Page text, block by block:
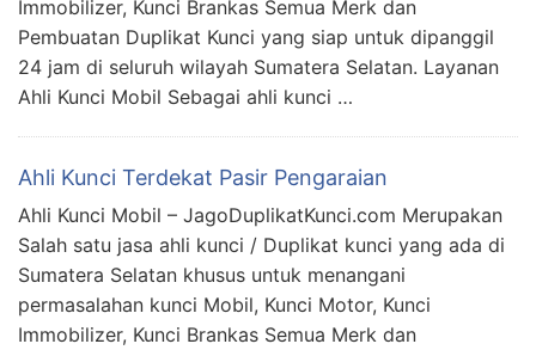
Immobilizer, Kunci Brankas Semua Merk dan
Pembuatan Duplikat Kunci yang siap untuk dipanggil
24 jam di seluruh wilayah Sumatera Selatan. Layanan
Ahli Kunci Mobil Sebagai ahli kunci …
Ahli Kunci Terdekat Pasir Pengaraian
Ahli Kunci Mobil – JagoDuplikatKunci.com Merupakan
Salah satu jasa ahli kunci / Duplikat kunci yang ada di
Sumatera Selatan khusus untuk menangani
permasalahan kunci Mobil, Kunci Motor, Kunci
Immobilizer, Kunci Brankas Semua Merk dan